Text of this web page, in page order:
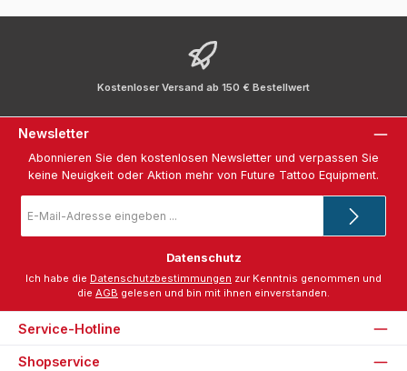
Kostenloser Versand ab 150 € Bestellwert
Newsletter
Abonnieren Sie den kostenlosen Newsletter und verpassen Sie
keine Neuigkeit oder Aktion mehr von Future Tattoo Equipment.
Mail-
*
Datenschutz
Ich habe die Datenschutzbestimmungen zur Kenntnis genommen und
die AGB gelesen und bin mit ihnen einverstanden.
Service-Hotline
Shopservice